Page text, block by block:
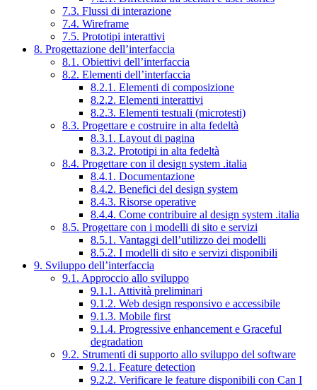
7.3. Flussi di interazione
7.4. Wireframe
7.5. Prototipi interattivi
8. Progettazione dell’interfaccia
8.1. Obiettivi dell’interfaccia
8.2. Elementi dell’interfaccia
8.2.1. Elementi di composizione
8.2.2. Elementi interattivi
8.2.3. Elementi testuali (microtesti)
8.3. Progettare e costruire in alta fedeltà
8.3.1. Layout di pagina
8.3.2. Prototipi in alta fedeltà
8.4. Progettare con il design system .italia
8.4.1. Documentazione
8.4.2. Benefici del design system
8.4.3. Risorse operative
8.4.4. Come contribuire al design system .italia
8.5. Progettare con i modelli di sito e servizi
8.5.1. Vantaggi dell’utilizzo dei modelli
8.5.2. I modelli di sito e servizi disponibili
9. Sviluppo dell’interfaccia
9.1. Approccio allo sviluppo
9.1.1. Attività preliminari
9.1.2. Web design responsivo e accessibile
9.1.3. Mobile first
9.1.4. Progressive enhancement e Graceful
degradation
9.2. Strumenti di supporto allo sviluppo del software
9.2.1. Feature detection
9.2.2. Verificare le feature disponibili con Can I